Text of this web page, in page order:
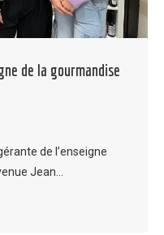
de la gourmandise
de l’enseigne
Jean…